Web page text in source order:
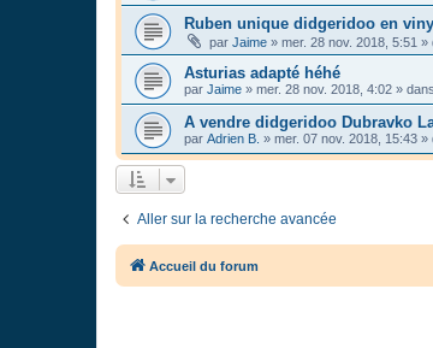
Ruben unique didgeridoo en
par Jaime » mer. 28 nov. 2018, 5:51 »
Asturias adapté héhé
par Jaime » mer. 28 nov. 2018, 4:02 » dans
A vendre didgeridoo Dubravko
par Adrien B. » mer. 07 nov. 2018, 15:43 »
Aller sur la recherche avancée
Accueil du forum